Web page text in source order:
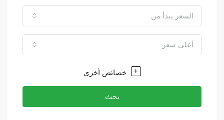
السعر يبدأ من
أعلى سعر
خصائص أخري
بحث